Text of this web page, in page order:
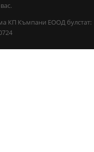
КП Къмпани ЕООД булстат: